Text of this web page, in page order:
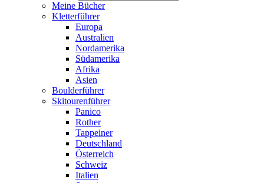
Meine Bücher
Kletterführer
Europa
Australien
Nordamerika
Südamerika
Afrika
Asien
Boulderführer
Skitourenführer
Panico
Rother
Tappeiner
Deutschland
Österreich
Schweiz
Italien